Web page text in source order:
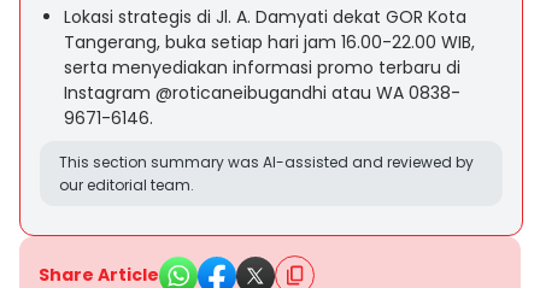
Lokasi strategis di Jl. A. Damyati dekat GOR Kota
Tangerang, buka setiap hari jam 16.00-22.00 WIB,
serta menyediakan informasi promo terbaru di
Instagram @roticaneibugandhi atau WA 0838-
9671-6146.
This section summary was AI-assisted and reviewed by
our editorial team.
Share Article